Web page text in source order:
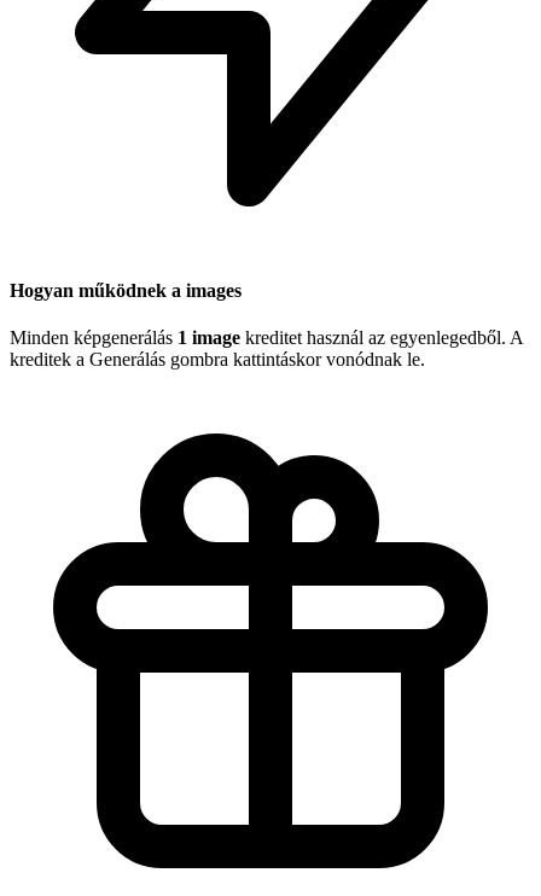
Hogyan működnek a images
Minden képgenerálás 1 image kreditet használ az egyenlegedből. A
kreditek a Generálás gombra kattintáskor vonódnak le.